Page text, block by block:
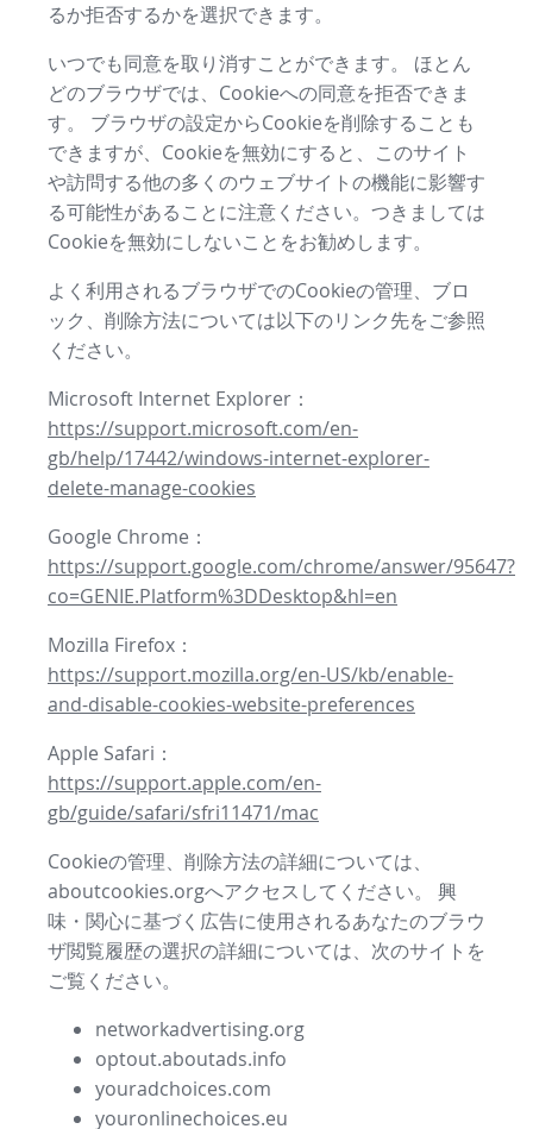
るか拒否するかを選択できます。
いつでも同意を取り消すことができます。 ほとん
どのブラウザでは、Cookieへの同意を拒否できま
す。 ブラウザの設定からCookieを削除することも
できますが、Cookieを無効にすると、このサイト
や訪問する他の多くのウェブサイトの機能に影響す
る可能性があることに注意ください。つきましては
Cookieを無効にしないことをお勧めします。
よく利用されるブラウザでのCookieの管理、ブロ
ック、削除方法については以下のリンク先をご参照
ください。
Microsoft Internet Explorer：
https://support.microsoft.com/en-
gb/help/17442/windows-internet-explorer-
delete-manage-cookies
Google Chrome：
https://support.google.com/chrome/answer/95647?
co=GENIE.Platform%3DDesktop&hl=en
Mozilla Firefox：
https://support.mozilla.org/en-US/kb/enable-
and-disable-cookies-website-preferences
Apple Safari：
https://support.apple.com/en-
gb/guide/safari/sfri11471/mac
Cookieの管理、削除方法の詳細については、
aboutcookies.orgへアクセスしてください。 興
味・関心に基づく広告に使用されるあなたのブラウ
ザ閲覧履歴の選択の詳細については、次のサイトを
ご覧ください。
networkadvertising.org
optout.aboutads.info
youradchoices.com
youronlinechoices.eu